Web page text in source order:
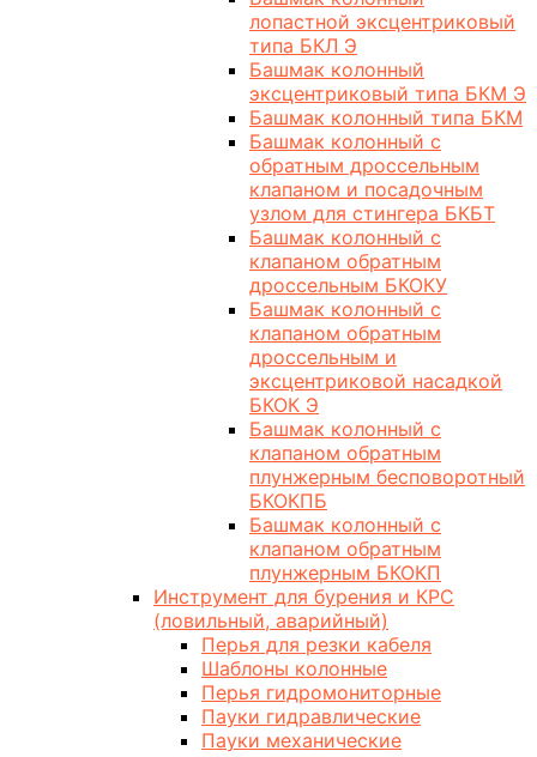
лопастной эксцентриковый
типа БКЛ Э
Башмак колонный
эксцентриковый типа БКМ Э
Башмак колонный типа БКМ
Башмак колонный с
обратным дроссельным
клапаном и посадочным
узлом для стингера БКБТ
Башмак колонный с
клапаном обратным
дроссельным БКОКУ
Башмак колонный с
клапаном обратным
дроссельным и
эксцентриковой насадкой
БКОК Э
Башмак колонный с
клапаном обратным
плунжерным бесповоротный
БКОКПБ
Башмак колонный с
клапаном обратным
плунжерным БКОКП
Инструмент для бурения и КРС
(ловильный, аварийный)
Перья для резки кабеля
Шаблоны колонные
Перья гидромониторные
Пауки гидравлические
Пауки механические